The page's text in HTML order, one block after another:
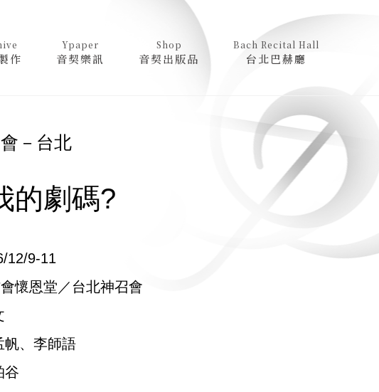
作
Ypaper
音契樂訊
Shop
音契出版品
Bach Recital Hall
台北巴赫廳
－台北
的劇碼?
12/9-11
懷恩堂／台北神召會
帆、李師語
谷